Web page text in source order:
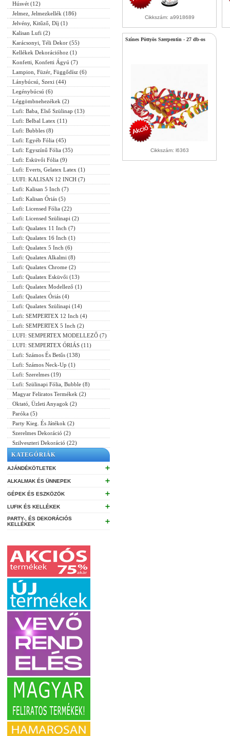
Húsvét (12)
Jelmez, Jelmezkellék (186)
Jelvény, Kitűző, Díj (1)
Kalisan Lufi (2)
Karácsonyi, Téli Dekor (55)
Kellékek Dekorációhoz (1)
Konfetti, Konfetti Ágyú (7)
Lampion, Füzér, Függődísz (6)
Lánybúcsú, Szexi (44)
Legénybúcsú (6)
Léggömbnehezékek (2)
Lufi: Baba, Első Szülinap (13)
Lufi: Belbal Latex (11)
Lufi: Bubbles (8)
Lufi: Egyéb Fólia (45)
Lufi: Egyszínű Fólia (35)
Lufi: Esküvői Fólia (9)
Lufi: Everts, Gelatex Latex (1)
LUFI: KALISAN 12 INCH (7)
Lufi: Kalisan 5 Inch (7)
Lufi: Kalisan Óriás (5)
Lufi: Licensed Fólia (22)
Lufi: Licensed Szülinapi (2)
Lufi: Qualatex 11 Inch (7)
Lufi: Qualatex 16 Inch (1)
Lufi: Qualatex 5 Inch (6)
Lufi: Qualatex Alkalmi (8)
Lufi: Qualatex Chrome (2)
Lufi: Qualatex Esküvői (13)
Lufi: Qualatex Modellező (1)
Lufi: Qualatex Óriás (4)
Lufi: Qualatex Szülinapi (14)
Lufi: SEMPERTEX 12 Inch (4)
Lufi: SEMPERTEX 5 Inch (2)
LUFI: SEMPERTEX MODELLEZŐ (7)
LUFI: SEMPERTEX ÓRIÁS (11)
Lufi: Számos És Betűs (138)
Lufi: Számos Neck-Up (1)
Lufi: Szerelmes (19)
Lufi: Szülinapi Fólia, Bubble (8)
Magyar Feliratos Termékek (2)
Oktató, Üzleti Anyagok (2)
Paróka (5)
Party Kieg. És Játékok (2)
Szerelmes Dekoráció (2)
Szilveszteri Dekoráció (22)
KATEGÓRIÁK
AJÁNDÉKÖTLETEK ➕
ALKALMAK ÉS ÜNNEPEK ➕
GÉPEK ÉS ESZKÖZÖK ➕
LUFIK ÉS KELLÉKEK ➕
PARTY-, ÉS DEKORÁCIÓS
KELLÉKEK
➕
Cikkszám: a9918689
Színes Pöttyös Szerpentin - 27 db-os
Cikkszám: l6363